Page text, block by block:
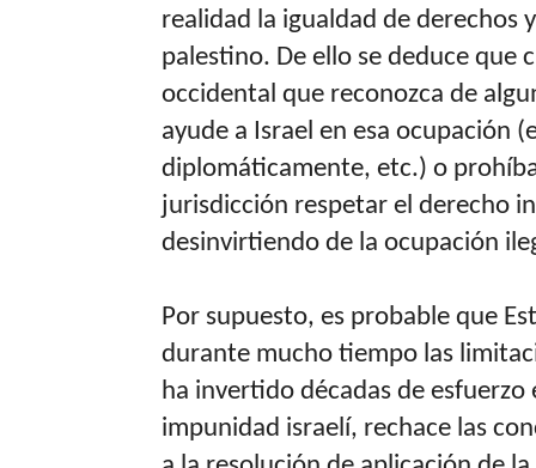
realidad la igualdad de
palestino. De ello se deduce que
occidental que reconozca de
ayude a Israel en esa ocupación
diplomáticamente, etc.) o
jurisdicción respetar el derecho
desinvirtiendo de la ocupación
Por supuesto, es probable que
durante mucho tiempo las
ha invertido décadas de
impunidad israelí, rechace las